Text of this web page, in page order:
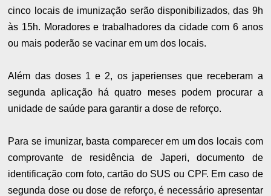
cinco locais de imunização serão disponibilizados, das 9h
às 15h. Moradores e trabalhadores da cidade com 6 anos
ou mais poderão se vacinar em um dos locais.
Além das doses 1 e 2, os japerienses que receberam a
segunda aplicação há quatro meses podem procurar a
unidade de saúde para garantir a dose de reforço.
Para se imunizar, basta comparecer em um dos locais com
comprovante de residência de Japeri, documento de
identificação com foto, cartão do SUS ou CPF. Em caso de
segunda dose ou dose de reforço, é necessário apresentar